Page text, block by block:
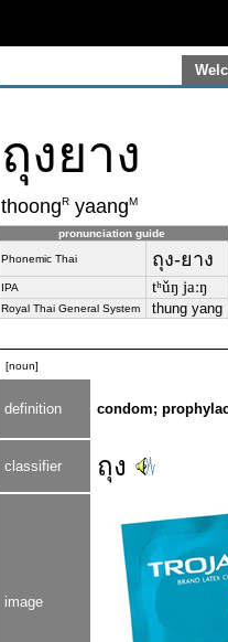
ถุงยาง
thoongR yaangM
pronunciation guide
Phonemic Thai ถุง-ยาง
IPA tʰǔŋ jaːŋ
Royal Thai General System thung yang
[noun]
definition condom;
classifier ถุง
image